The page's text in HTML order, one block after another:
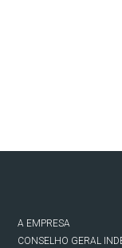
A EMPRESA
CONSELHO GERAL